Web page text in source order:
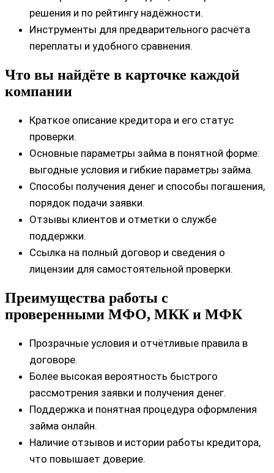
решения и по рейтингу надёжности.
Инструменты для предварительного расчёта
переплаты и удобного сравнения.
Что вы найдёте в карточке каждой
компании
Краткое описание кредитора и его статус
проверки.
Основные параметры займа в понятной форме:
выгодные условия и гибкие параметры займа.
Способы получения денег и способы погашения,
порядок подачи заявки.
Отзывы клиентов и отметки о службе
поддержки.
Ссылка на полный договор и сведения о
лицензии для самостоятельной проверки.
Преимущества работы с
проверенными МФО, МКК и МФК
Прозрачные условия и отчётливые правила в
договоре.
Более высокая вероятность быстрого
рассмотрения заявки и получения денег.
Поддержка и понятная процедура оформления
займа онлайн.
Наличие отзывов и истории работы кредитора,
что повышает доверие.